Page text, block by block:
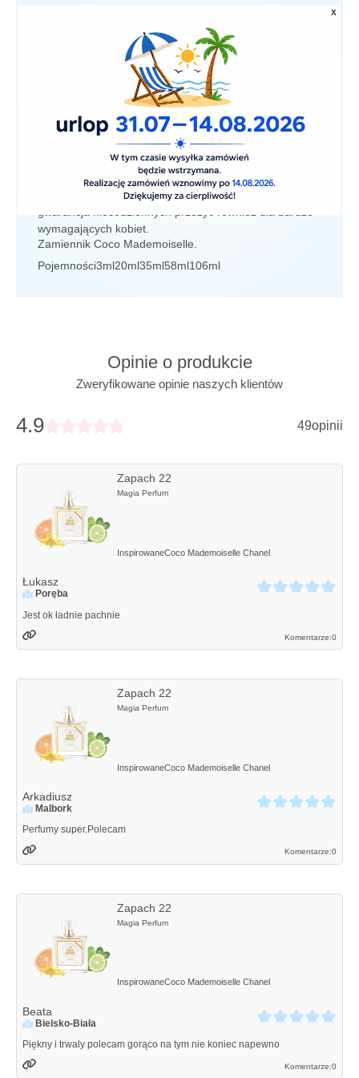
Chanel Coco Mademoiselle doda zmysłowości i
pewności siebie każdej kobiecie, która ulegnie czarowi
tego zapachu. Słodki aromat róży i wanilii w połączeniu
ze świeżymi nutami cytrusów, jaśminu i paczuli
dostarczą zarówno Tobie, jak i Twojemu otoczeniu
niepowtarzalnych doznań. Zmysłowość i pewność
siebie to podstawowe esencje wyjątkowego zapachu
Coco Mademoiselle. Zaś oryginalność i naturalność to
wymagających kobiet.
Zamiennik Coco Mademoiselle.
Pojemności3ml20ml35ml58ml106ml
Opinie o produkcie
Zweryfikowane opinie naszych klientów
4.9 49opinii
Zapach 22
Magia Perfum
InspirowaneCoco Mademoiselle Chanel
Łukasz
Poręba
Jest ok ładnie pachnie
Komentarze:0
Zapach 22
Magia Perfum
InspirowaneCoco Mademoiselle Chanel
Arkadiusz
Malbork
Perfumy super.Polecam
Komentarze:0
Zapach 22
Magia Perfum
InspirowaneCoco Mademoiselle Chanel
Beata
Bielsko-Biała
Piękny i trwaly polecam gorąco na tym nie koniec napewno
Komentarze:0